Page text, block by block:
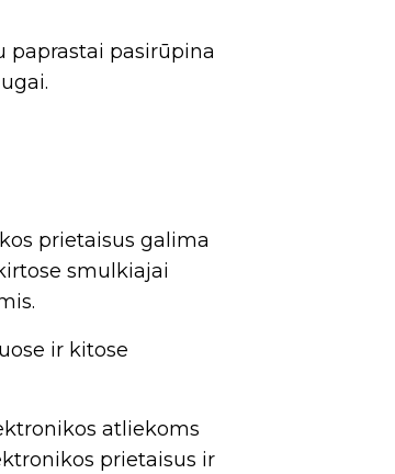
pasirūpina
prietaisus galima
smulkiajai
ir kitose
atliekoms
prietaisus ir